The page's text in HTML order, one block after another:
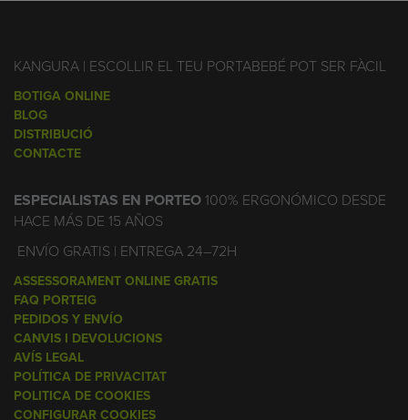
KANGURA | ESCOLLIR EL TEU PORTABEBÉ POT SER FÀCIL
BOTIGA ONLINE
BLOG
DISTRIBUCIÓ
CONTACTE
ESPECIALISTAS EN PORTEO100% ERGONÓMICO DESDE
HACE MÁS DE 15 AÑOS
ENVÍO GRATIS | ENTREGA 24–72H
ASSESSORAMENT ONLINE GRATIS
FAQ PORTEIG
PEDIDOS Y ENVÍO
CANVIS I DEVOLUCIONS
AVÍS LEGAL
POLÍTICA DE PRIVACITAT
POLITICA DE COOKIES
CONFIGURAR COOKIES